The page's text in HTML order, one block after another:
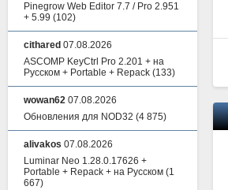
Pinegrow Web Editor 7.7 / Pro 2.951
+ 5.99 (102)
cithared 07.08.2026
ASCOMP KeyCtrl Pro 2.201 + на
Русском + Portable + Repack (133)
wowan62 07.08.2026
Обновления для NOD32 (4 875)
alivakos 07.08.2026
Luminar Neo 1.28.0.17626 +
Portable + Repack + на Русском (1
667)